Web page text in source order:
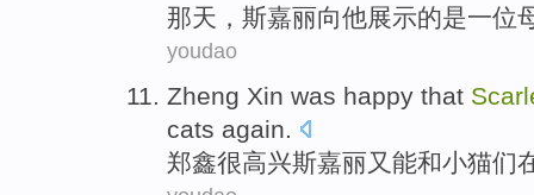
那天，斯嘉丽向他展示的是一位
youdao
Zheng Xin was happy that
cats again.
郑鑫很高兴斯嘉丽又能和小猫们